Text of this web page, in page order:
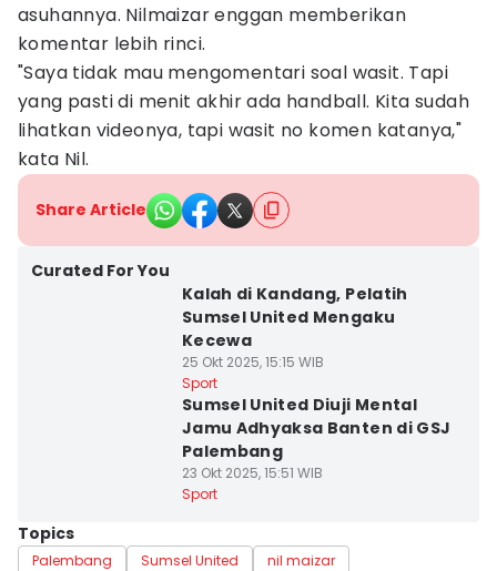
asuhannya. Nilmaizar enggan memberikan
komentar lebih rinci.
"Saya tidak mau mengomentari soal wasit. Tapi
yang pasti di menit akhir ada handball. Kita sudah
lihatkan videonya, tapi wasit no komen katanya,"
kata Nil.
Share Article
Curated For You
Kalah di Kandang, Pelatih
Sumsel United Mengaku
Kecewa
25 Okt 2025, 15:15 WIB
Sport
Sumsel United Diuji Mental
Jamu Adhyaksa Banten di GSJ
Palembang
23 Okt 2025, 15:51 WIB
Sport
Topics
Palembang Sumsel United
nil maizar